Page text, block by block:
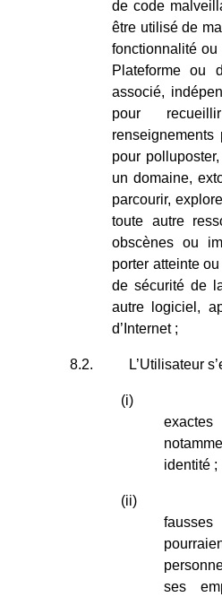
de code
être utilisé de
fonctionnalité
Plateforme ou
associé,
pour
renseignements
pour
un domaine,
parcourir,
toute autre
obscènes ou
porter atteinte
de sécurité de
autre logiciel,
d’Internet ;
8.2. L’Utilisateur
(i)
identité ;
(ii)
ses